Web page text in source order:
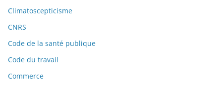
Climatoscepticisme
CNRS
Code de la santé publique
Code du travail
Commerce